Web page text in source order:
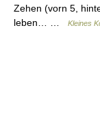
Zehen (vorn 5,
leben… …
Kleines